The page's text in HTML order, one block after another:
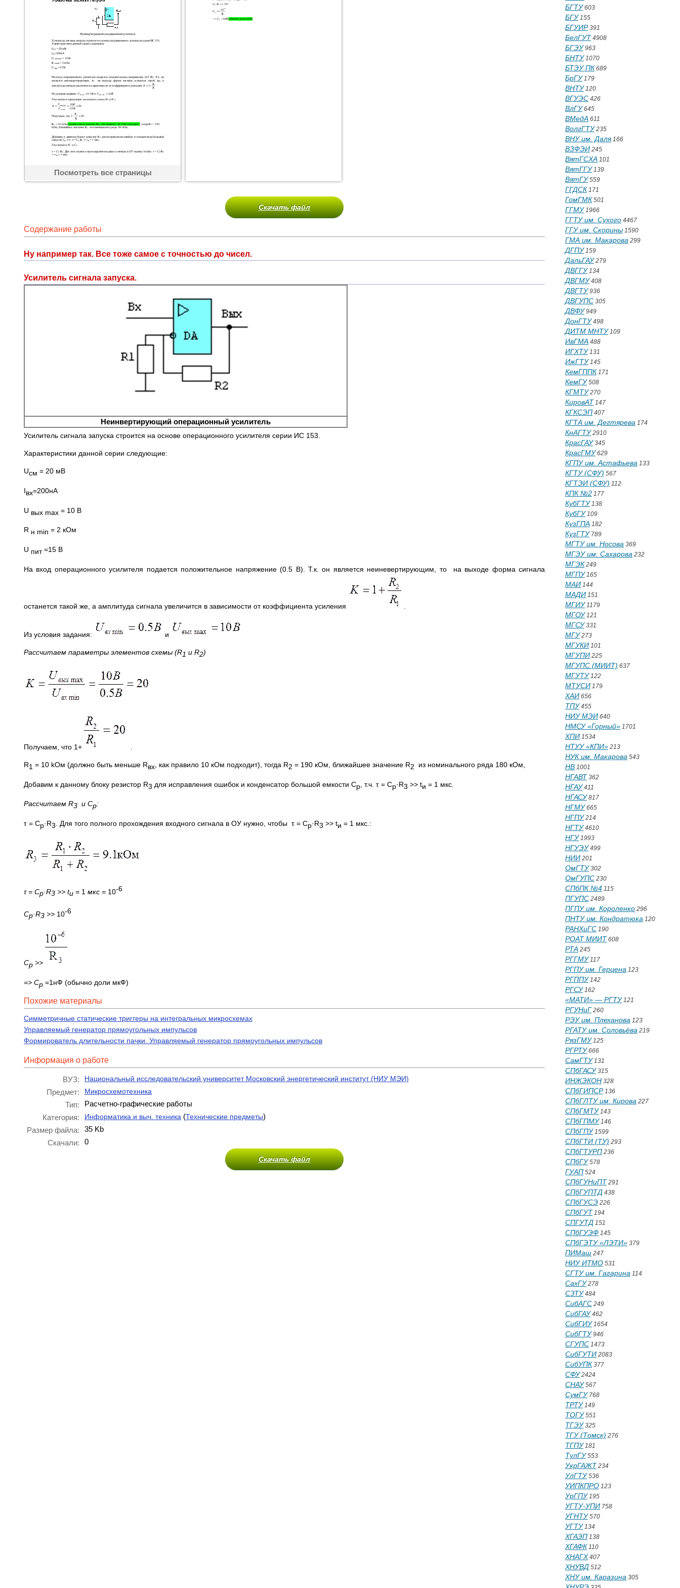
Посмотреть все страницы
Скачать файл
Содержание работы
Ну например так. Все тоже самое с точностью до чисел.
Усилитель сигнала запуска.
Неинвертирующий операционный усилитель
Усилитель сигнала запуска строится на основе операционного усилителя серии ИС 153.
Характеристики данной серии следующие:
Uсм = 20 мВ
Iвх=200нА
U вых max = 10 В
R н min = 2 кОм
U пит=15 В
На вход операционного усилителя подается положительное напряжение (0.5 В). Т.к. он является неиневертирующим, то на выходе форма сигнала
останется такой же, а амплитуда сигнала увеличится в зависимости от коэффициента усиления
Из условия задания: и
Рассчитаем параметры элементов схемы (R1 и R2)
Получаем, что 1+
R1 = 10 kОм (должно быть меньше Rвх , как правило 10 кОм подходит), тогда R2 = 190 кОм, ближайшее значение R2 из номинального ряда 180 кОм,
Добавим к данному блоку резистор R3 для исправления ошибок и конденсатор большой емкости Cp , т.ч. τ = Cp·R3 >> tи = 1 мкс.
Рассчитаем R3 и Cp:
τ = Cp·R3 . Для того полного прохождения входного сигнала в ОУ нужно, чтобы τ = Cp·R3 >> tи = 1 мкс.:
τ = Cp·R3 >> tи = 1 мкс = 10-6
Cp·R3 >> 10-6
Cp >>
=> Cp =1нФ (обычно доли мкФ)
Похожие материалы
Симметричные статические триггеры на интегральных микросхемах
Управляемый генератор прямоугольных импульсов
Формирователь длительности пачки. Управляемый генератор прямоугольных импульсов
Информация о работе
ВУЗ: Национальный исследовательский университет Московский энергетический институт (НИУ МЭИ)
Предмет: Микросхемотехника
Тип:
Расчетно-графические работы
Категория:
Информатика и выч. техника (Технические предметы)
Размер файла:
35 Kb
Скачали:
0
Скачать файл
БГТУ603
БГУ155
БГУИР391
БелГУТ 4908
БГЭУ963
БНТУ1070
БТЭУ ПК 689
БрГУ179
ВНТУ120
ВГУЭС 426
ВлГУ645
ВМедА 611
ВолгГТУ235
ВНУ им. Даля166
ВЗФЭИ 245
ВятГСХА 101
ВятГГУ139
ВятГУ559
ГГДСК 171
ГомГМК 501
ГГМУ1966
ГГТУ им. Сухого 4467
ГГУ им. Скорины 1590
ГМА им. Макарова 299
ДГПУ159
ДальГАУ279
ДВГГУ134
ДВГМУ408
ДВГТУ936
ДВГУПС 305
ДВФУ949
ДонГТУ498
ДИТМ МНТУ109
ИвГМА 488
ИГХТУ131
ИжГТУ145
КемГППК 171
КемГУ508
КГМТУ270
КировАТ 147
КГКСЭП 407
КГТА им. Дегтярева 174
КнАГТУ2910
КрасГАУ345
КрасГМУ629
КГПУ им. Астафьева 133
КГТУ (СФУ) 567
КГТЭИ (СФУ) 112
КПК №2 177
КубГТУ138
КубГУ109
КузГПА 182
КузГТУ789
МГТУ им. Носова 369
МГЭУ им. Сахарова 232
МГЭК 249
МГПУ165
МАИ 144
МАДИ 151
МГИУ1179
МГОУ121
МГСУ331
МГУ273
МГУКИ 101
МГУПИ 225
МГУПС (МИИТ) 637
МГУТУ122
МТУСИ 179
ХАИ 656
ТПУ455
НИУ МЭИ 640
НМСУ «Горный» 1701
ХПИ 1534
НТУУ «КПИ» 213
НУК им. Макарова 543
НВ 1001
НГАВТ 362
НГАУ411
НГАСУ817
НГМУ665
НГПУ214
НГТУ4610
НГУ1993
НГУЭУ499
НИИ 201
ОмГТУ302
ОмГУПС 230
СПбПК №4 115
ПГУПС 2489
ПГПУ им. Короленко 296
ПНТУ им. Кондратюка 120
РАНХиГС 190
РОАТ МИИТ 608
РТА 245
РГГМУ117
РГПУ им. Герцена 123
РГППУ142
РГСУ162
«МАТИ» — РГТУ121
РГУНиГ 260
РЭУ им. Плеханова 123
РГАТУ им. Соловьёва 219
РязГМУ125
РГРТУ666
СамГТУ131
СПбГАСУ315
ИНЖЭКОН 328
СПбГИПСР136
СПбГЛТУ им. Кирова 227
СПбГМТУ143
СПбГПМУ146
СПбГПУ1599
СПбГТИ (ТУ) 293
СПбГТУРП 236
СПбГУ578
ГУАП 524
СПбГУНиПТ 291
СПбГУПТД 438
СПбГУСЭ 226
СПбГУТ 194
СПГУТД 151
СПбГУЭФ 145
СПбГЭТУ «ЛЭТИ» 379
ПИМаш 247
НИУ ИТМО 531
СГТУ им. Гагарина 114
СахГУ278
СЗТУ484
СибАГС 249
СибГАУ462
СибГИУ1654
СибГТУ946
СГУПС 1473
СибГУТИ 2083
СибУПК 377
СФУ2424
СНАУ567
СумГУ768
ТРТУ149
ТОГУ551
ТГЭУ325
ТГУ (Томск) 276
ТГПУ181
ТулГУ553
УкрГАЖТ 234
УлГТУ536
УИПКПРО 123
УрГПУ195
УГТУ-УПИ 758
УГНТУ570
УГТУ134
ХГАЭП 138
ХГАФК 110
ХНАГХ 407
ХНУВД 512
ХНУ им. Каразина 305